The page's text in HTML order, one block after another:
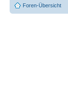
Foren-Übersicht